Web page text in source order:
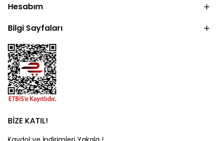
Hesabım
Bilgi Sayfaları
BİZE KATIL!